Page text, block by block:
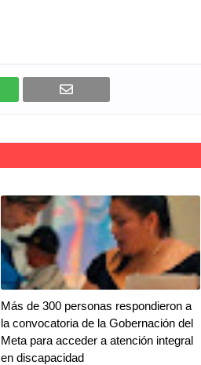
Más de 300 personas respondieron a
la convocatoria de la Gobernación del
Meta para acceder a atención integral
en discapacidad